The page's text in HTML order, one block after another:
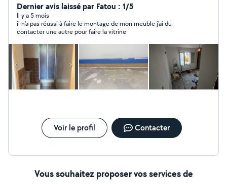
Dernier avis laissé par Fatou : 1/5
Il y a 5 mois
il n'a pas réussi à faire le montage de mon meuble j'ai du
contacter une autre pour faire la vitrine
Voir le profil Contacter
Vous souhaitez proposer vos services de